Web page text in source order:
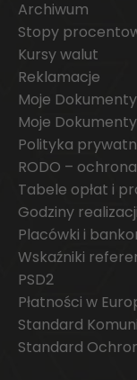
Archiwum
Stopy
Kursy walut
Reklamacje
Moje
Moje
Polityka
RODO –
Tabele opłat i
Godziny
Placówki i
Wskaźniki
PSD2
Płatności w
Standard
Standard